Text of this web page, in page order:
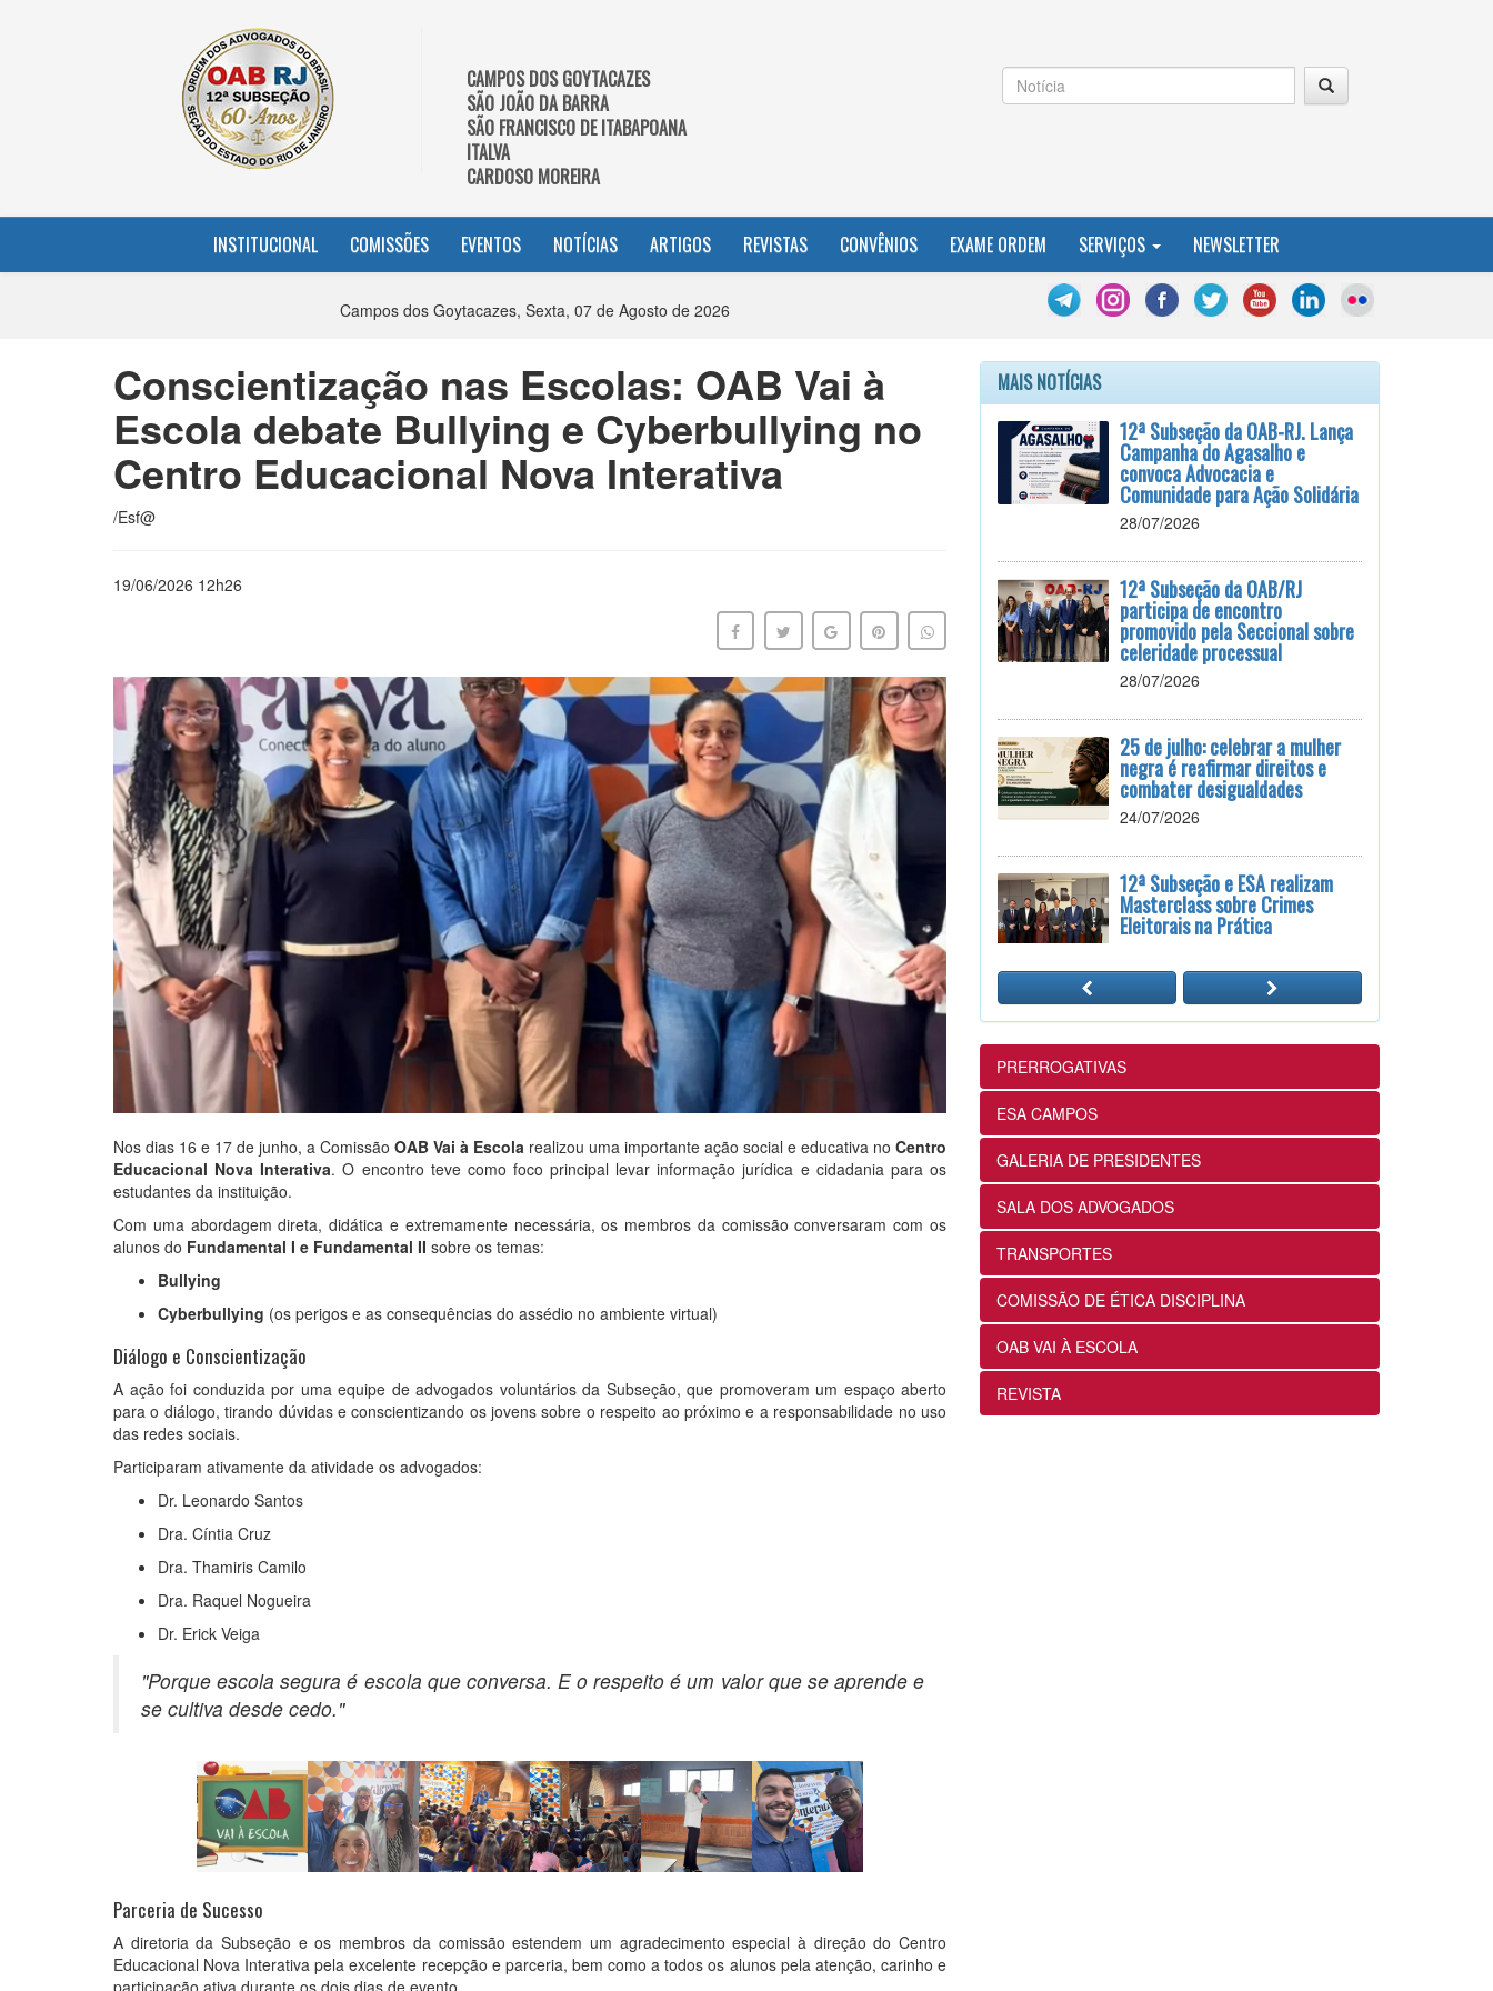
CAMPOS DOS GOYTACAZES
SÃO JOÃO DA BARRA
SÃO FRANCISCO DE ITABAPOANA
ITALVA
CARDOSO MOREIRA
INSTITUCIONAL COMISSÕES EVENTOS NOTÍCIAS ARTIGOS REVISTAS CONVÊNIOS EXAME ORDEM SERVIÇOS NEWSLETTER
Campos dos Goytacazes, Sexta, 07 de Agosto de 2026
Conscientização nas Escolas: OAB Vai à
Escola debate Bullying e Cyberbullying no
Centro Educacional Nova Interativa
/Esf@
19/06/2026 12h26
Nos dias 16 e 17 de junho, a Comissão OAB Vai à Escola realizou uma importante ação social e educativa no Centro
Educacional Nova Interativa. O encontro teve como foco principal levar informação jurídica e cidadania para os
estudantes da instituição.
Com uma abordagem direta, didática e extremamente necessária, os membros da comissão conversaram com os
alunos do Fundamental I e Fundamental II sobre os temas:
Bullying
Cyberbullying (os perigos e as consequências do assédio no ambiente virtual)
Diálogo e Conscientização
A ação foi conduzida por uma equipe de advogados voluntários da Subseção, que promoveram um espaço aberto
para o diálogo, tirando dúvidas e conscientizando os jovens sobre o respeito ao próximo e a responsabilidade no uso
das redes sociais.
Participaram ativamente da atividade os advogados:
Dr. Leonardo Santos
Dra. Cíntia Cruz
Dra. Thamiris Camilo
Dra. Raquel Nogueira
Dr. Erick Veiga
"Porque escola segura é escola que conversa. E o respeito é um valor que se aprende e
se cultiva desde cedo."
Parceria de Sucesso
A diretoria da Subseção e os membros da comissão estendem um agradecimento especial à direção do Centro
Educacional Nova Interativa pela excelente recepção e parceria, bem como a todos os alunos pela atenção, carinho e
MAIS NOTÍCIAS
12ª Subseção da OAB-RJ. Lança
Campanha do Agasalho e
convoca Advocacia e
Comunidade para Ação Solidária
28/07/2026
12ª Subseção da OAB/RJ
participa de encontro
promovido pela Seccional sobre
celeridade processual
28/07/2026
25 de julho: celebrar a mulher
negra é reafirmar direitos e
combater desigualdades
24/07/2026
12ª Subseção e ESA realizam
Masterclass sobre Crimes
Eleitorais na Prática
12ª Subseção e ESA alinham
projetos e ações voltados ao
fortalecimento dos futuros
advogados
OABRJ disponibiliza repositório
de manuais e cartilhas digitais
para apoiar a advocacia
fluminense
Sancionada lei que reconhece
expressamente a natureza
alimentar dos honorários
PRERROGATIVAS
ESA CAMPOS
GALERIA DE PRESIDENTES
SALA DOS ADVOGADOS
TRANSPORTES
COMISSÃO DE ÉTICA DISCIPLINA
OAB VAI À ESCOLA
REVISTA